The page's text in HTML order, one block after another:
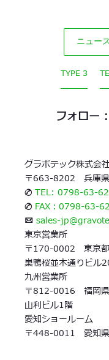
ニュー
TYPE 3
フォロー :
グラボテック株式会
〒663-8202 兵庫
✆ TEL: 0798-63-
✆ FAX：0798-63-
✉ sales-
東京営業所
〒170-0002 東京
巣鴨桜並木通りビル
九州営業所
〒812-0016 福岡
山利ビル1階
愛知ショールーム
〒448-0011 愛知